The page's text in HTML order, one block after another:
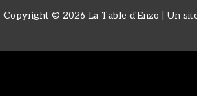
Copyright © 2026 La Table d'Enzo | Un